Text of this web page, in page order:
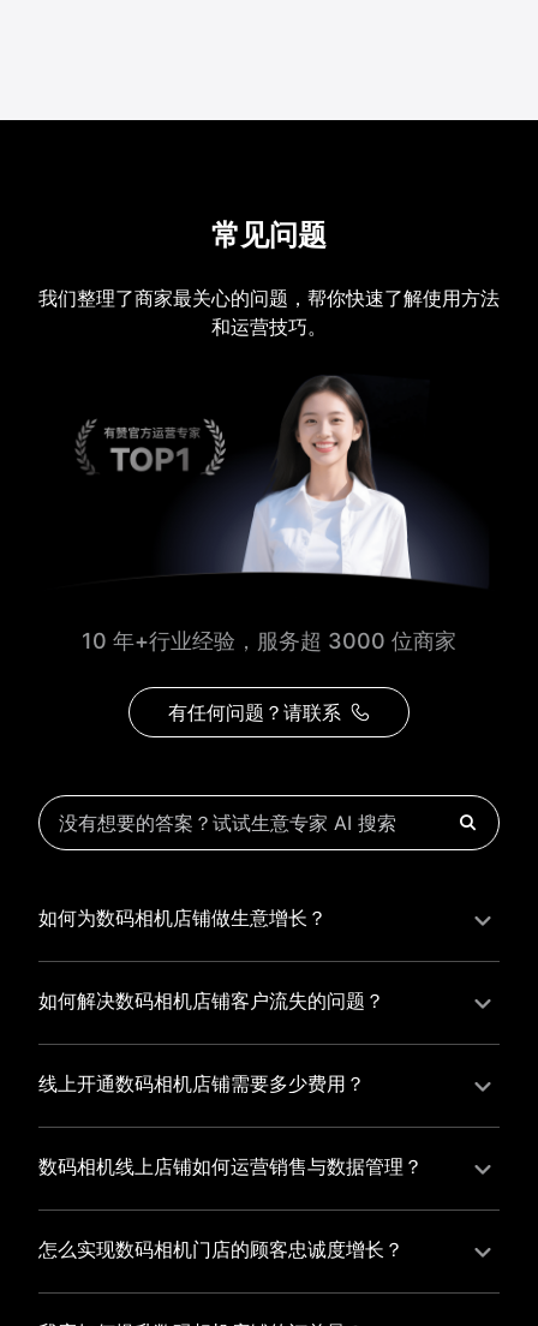
常见问题
我们整理了商家最关心的问题，帮你快速了解使用方法
和运营技巧。
10 年+行业经验，服务超 3000 位商家
有任何问题？请联系
如何为数码相机店铺做生意增长？
为数码相机店铺实现持续生意增长，您可以通过有赞新
零售的一体化解决方案，整合线上线下资源，实现商品
相机店铺的运营效率，促进业务增长。
如何解决数码相机店铺客户流失的问题？
数码相机店铺精细化运营，有赞私域运营助您轻松解决
客户流失问题，通过有赞微商城、有赞小程序商城搭建
升复购率，实现业绩增长！
线上开通数码相机店铺需要多少费用？
选择有赞新零售，您可以开通数码相机店铺，快速搭建
属于您的有赞微商城，我们为您提供有赞微商城、有赞
与您共同打造独具特色的品牌，携手共创辉煌事业！
数码相机线上店铺如何运营销售与数据管理？
有赞新零售旗下的有赞微商城、有赞私域运营和有赞小
程序商城，为您的线上店铺提供一站式解决方案，从运
态。
怎么实现数码相机门店的顾客忠诚度增长？
您可以使用有赞的会员管理系统，建立自己的会员体